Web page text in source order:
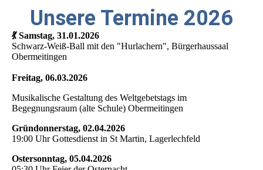
Unsere Termine 2026
💃 Samstag, 31.01.2026
Schwarz-Weiß-Ball mit den "Hurlachern", Bürgerhaussaal
Obermeitingen
Freitag, 06.03.2026
Musikalische Gestaltung des Weltgebetstags im
Begegnungsraum (alte Schule) Obermeitingen
Gründonnerstag, 02.04.2026
19:00 Uhr Gottesdienst in St Martin, Lagerlechfeld
Ostersonntag, 05.04.2026